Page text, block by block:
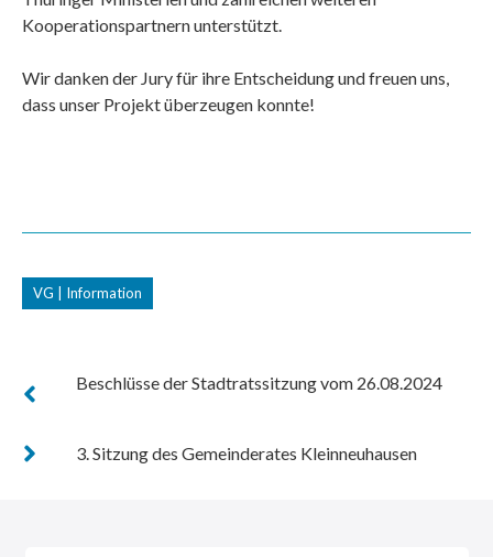
Kooperationspartnern unterstützt.
Wir danken der Jury für ihre Entscheidung und freuen uns,
dass unser Projekt überzeugen konnte!
VG | Information
Beschlüsse der Stadtratssitzung vom 26.08.2024
3. Sitzung des Gemeinderates Kleinneuhausen